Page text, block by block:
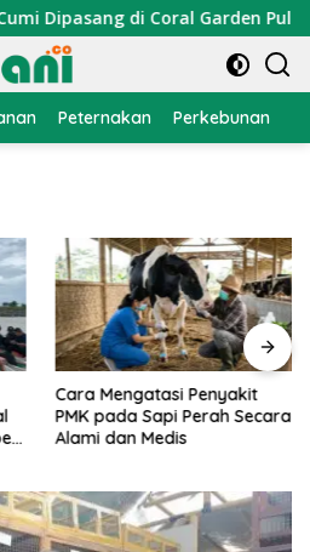
di Coral Garden Pulau
Peternakan Perkebunan
Cara Mengatasi Penyakit
PMK pada Sapi Perah Secara
Alami dan Medis